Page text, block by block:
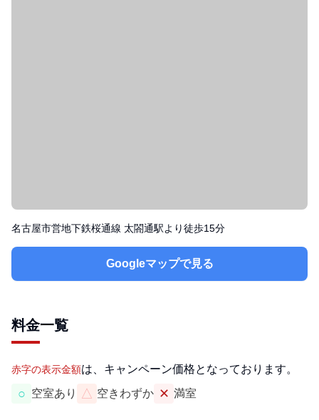
名古屋市営地下鉄桜通線 太閤通駅より徒歩15分
Googleマップで見る
料金一覧
赤字の表示金額は、キャンペーン価格となっております。
○ 空室あり △ 空きわずか ✕ 満室